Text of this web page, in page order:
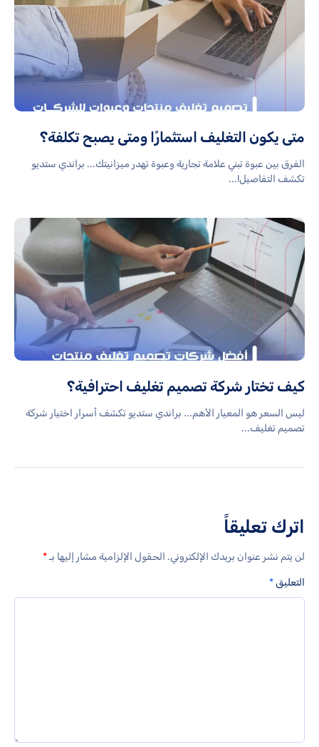
متى يكون التغليف استثمارًا ومتى يصبح تكلفة؟
الفرق بين عبوة تبني علامة تجارية وعبوة تهدر ميزانيتك... براندي ستديو
تكشف التفاصيل!...
كيف تختار شركة تصميم تغليف احترافية؟
ليس السعر هو المعيار الأهم... براندي ستديو تكشف أسرار اختيار شركة
تصميم تغليف...
اترك تعليقاً
لن يتم نشر عنوان بريدك الإلكتروني. الحقول الإلزامية مشار إليها بـ*
التعليق*